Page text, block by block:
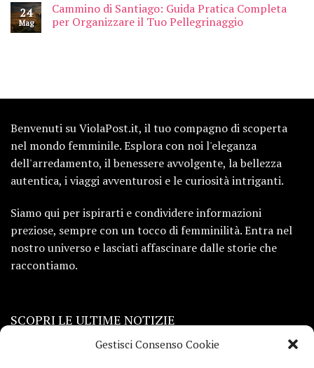
Gestisci Consenso Cookie
24
Mag
Cammino di Santiago: Guida Pratica Completa
per Organizzare il Tuo Pellegrinaggio
Benvenuti su ViolaPost.it, il tuo compagno di scoperta
nel mondo femminile. Esplora con noi l'eleganza
dell'arredamento, il benessere avvolgente, la bellezza
autentica, i viaggi avventurosi e le curiosità intriganti.
Siamo qui per ispirarti e condividere informazioni
preziose, sempre con un tocco di femminilità. Entra nel
nostro universo e lasciati affascinare dalle storie che
raccontiamo.
SCOPRI LE ULTIME NOTIZIE